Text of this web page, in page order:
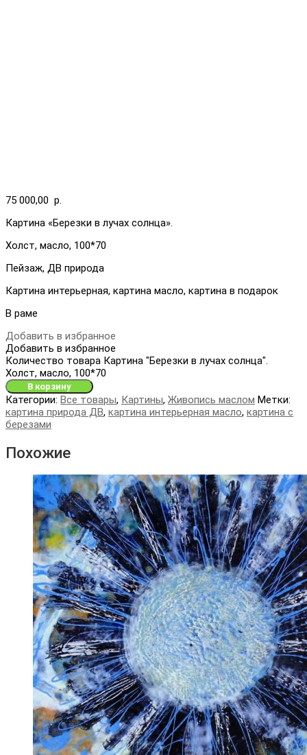
75 000,00 р.
Картина «Березки в лучах солнца».
Холст, масло, 100*70
Пейзаж, ДВ природа
Картина интерьерная, картина масло, картина в подарок
В раме
Добавить в избранное
Добавить в избранное
Количество товара Картина "Березки в лучах солнца".
Холст, масло, 100*70
В корзину
Категории: Все товары, Картины, Живопись маслом Метки:
картина природа ДВ, картина интерьерная масло, картина с
березами
Похожие